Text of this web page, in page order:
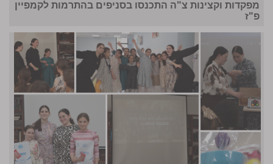
מפקדות וקצינות צ"ה התכנסו בסניפים בהתרמות לקמפיין
פ"ז